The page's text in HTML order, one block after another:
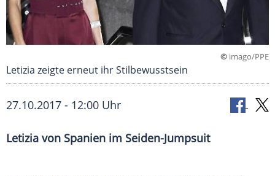
© imago/PPE
Letizia zeigte erneut ihr Stilbewusstsein
27.10.2017 - 12:00 Uhr
Letizia von Spanien im Seiden-Jumpsuit